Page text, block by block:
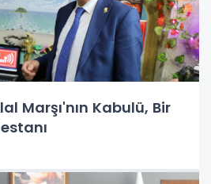
Marşı'nın Kabulü, Bir